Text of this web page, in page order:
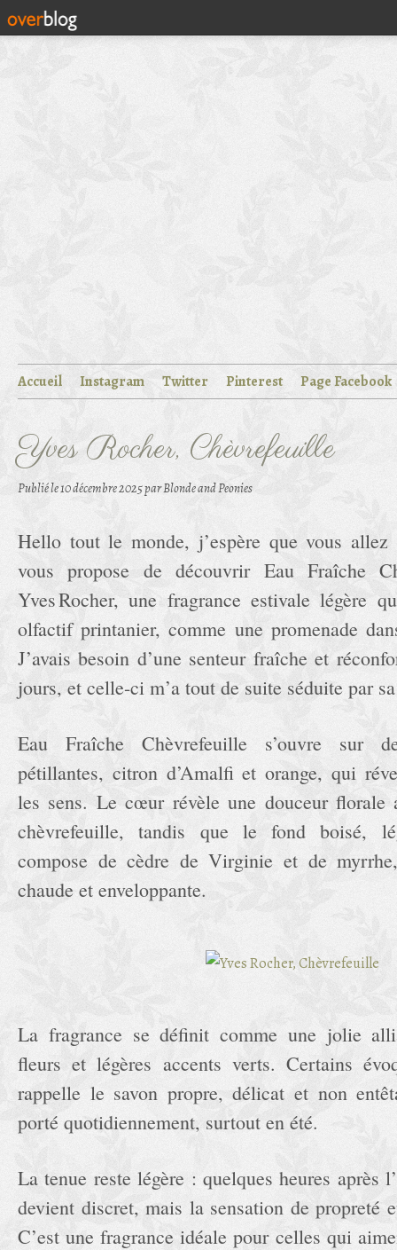
Accueil Instagram Twitter Pinterest Page Facebook
Yves Rocher, Chèvrefeuille
Publié le10 décembre 2025par Blonde and Peonies
Hello tout le monde, j’espère que vous
vous propose de découvrir Eau Fraîche
Yves Rocher, une fragrance estivale légère
olfactif printanier, comme une promenade
J’avais besoin d’une senteur fraîche et
jours, et celle-ci m’a tout de suite séduite par
Eau Fraîche Chèvrefeuille s’ouvre sur
pétillantes, citron d’Amalfi et orange, qui
les sens. Le cœur révèle une douceur florale
chèvrefeuille, tandis que le fond boisé,
compose de cèdre de Virginie et de
chaude et enveloppante.
La fragrance se définit comme une jolie
fleurs et légères accents verts. Certains
rappelle le savon propre, délicat et non
porté quotidiennement, surtout en été.
La tenue reste légère : quelques heures après
devient discret, mais la sensation de propreté
C’est une fragrance idéale pour celles qui